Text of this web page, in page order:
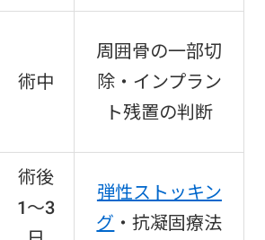
術中
周囲骨の一部切
除・インプラン
ト残置の判断
術後
1〜3
弾性ストッキン
グ ・抗凝固療法